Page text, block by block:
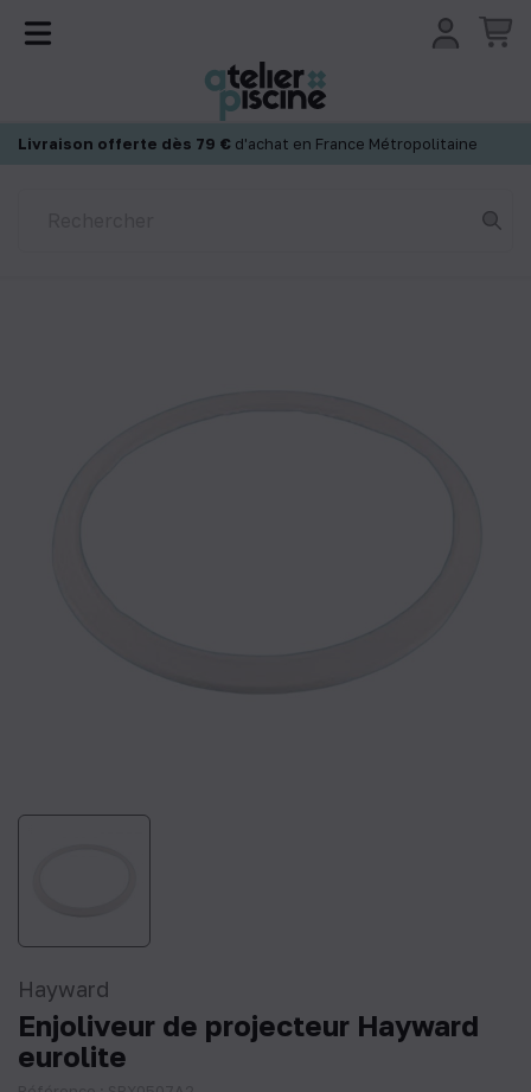
Livraison offerte dès 79 € d'achat en France Métropolitaine
Hayward
Enjoliveur de projecteur Hayward
eurolite